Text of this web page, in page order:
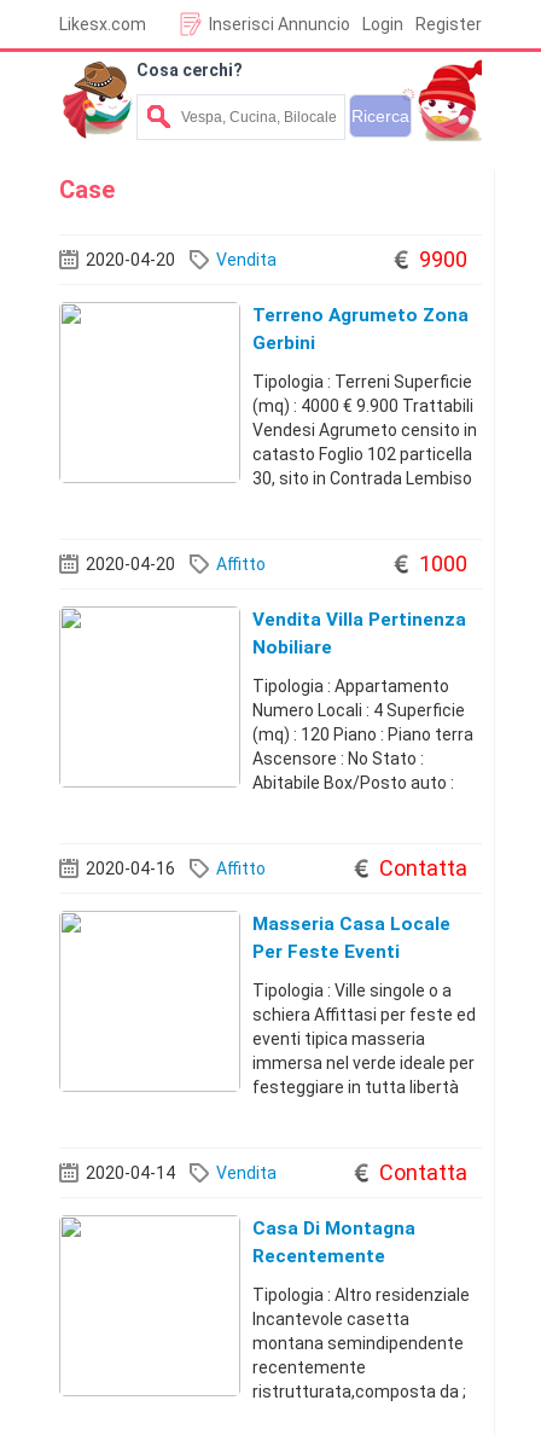
Likesx.com Login Register
Inserisci Annuncio
Cosa cerchi?
Case
2020-04-20 Vendita 9900
Terreno Agrumeto Zona
Gerbini
Tipologia : Terreni Superficie
(mq) : 4000 € 9.900 Trattabili
Vendesi Agrumeto censito in
catasto Foglio 102 particella
30, sito in Contrada Lembiso
quasi 2 tumuli, in ottime
condizioni, dov
2020-04-20 Affitto 1000
Vendita Villa Pertinenza
Nobiliare
Tipologia : Appartamento
Numero Locali : 4 Superficie
(mq) : 120 Piano : Piano terra
Ascensore : No Stato :
Abitabile Box/Posto auto :
dei garofani 270 leporano (ta)
villa abitabile residenziale con
2020-04-16 Affitto Contatta
Masseria Casa Locale
Per Feste Eventi
Location Isolata
Tipologia : Ville singole o a
schiera Affittasi per feste ed
eventi tipica masseria
immersa nel verde ideale per
festeggiare in tutta libertà
150 euro Contattatemi per
maggiori info+39333982
2020-04-14 Vendita Contatta
Casa Di Montagna
Recentemente
Ristrutturata
Tipologia : Altro residenziale
Incantevole casetta
montana semindipendente
recentemente
ristrutturata,composta da ;